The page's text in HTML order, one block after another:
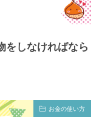
しなければなら
お金の使い方